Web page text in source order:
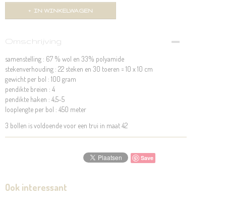
IN WINKELWAGEN
Omschrijving
samenstelling : 67 % wol en 33% polyamide
stekenverhouding : 22 steken en 30 toeren = 10 x 10 cm
gewicht per bol : 100 gram
pendikte breien : 4
pendikte haken : 4,5-5
looplengte per bol : 450 meter
3 bollen is voldoende voor een trui in maat 42
Save
Ook interessant